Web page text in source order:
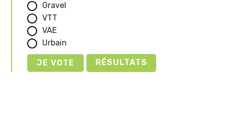
Gravel
VTT
VAE
Urbain
RÉSULTATS